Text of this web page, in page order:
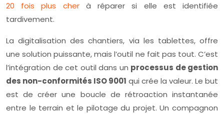
20 fois plus cherà réparer si elle est identifiée
tardivement.
La digitalisation des chantiers, via les tablettes, offre
une solution puissante, mais l’outil ne fait pas tout. C’est
l’intégration de cet outil dans un processus de gestion
des non-conformités ISO 9001 qui crée la valeur. Le but
est de créer une boucle de rétroaction instantanée
entre le terrain et le pilotage du projet. Un compagnon